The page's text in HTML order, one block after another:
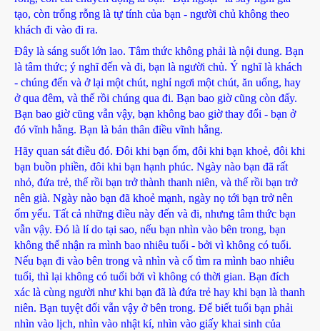
tạo, còn trống rỗng là tự tính của bạn - người chủ không theo
khách đi vào đi ra.
Đây là sáng suốt lớn lao. Tâm thức không phải là nội dung. Bạn
là tâm thức; ý nghĩ đến và đi, bạn là người chủ. Ý nghĩ là khách
- chúng đến và ở lại một chút, nghỉ ngơi một chút, ăn uống, hay
ở qua đêm, và thế rồi chúng qua đi. Bạn bao giờ cũng còn đấy.
Bạn bao giờ cũng vẫn vậy, bạn không bao giờ thay đổi - bạn ở
đó vĩnh hằng. Bạn là bản thân điều vĩnh hằng.
Hãy quan sát điều đó. Đôi khi bạn ốm, đôi khi bạn khoẻ, đôi khi
bạn buồn phiền, đôi khi bạn hạnh phúc. Ngày nào bạn đã rất
nhỏ, đứa trẻ, thế rồi bạn trở thành thanh niên, và thế rồi bạn trở
nên già. Ngày nào bạn đã khoẻ mạnh, ngày nọ tới bạn trở nên
ốm yếu. Tất cả những điều này đến và đi, nhưng tâm thức bạn
vẫn vậy. Đó là lí do tại sao, nếu bạn nhìn vào bên trong, bạn
không thể nhận ra mình bao nhiêu tuổi - bởi vì không có tuổi.
Nếu bạn đi vào bên trong và nhìn và cố tìm ra mình bao nhiêu
tuổi, thì lại không có tuổi bởi vì không có thời gian. Bạn đích
xác là cùng người như khi bạn đã là đứa trẻ hay khi bạn là thanh
niên. Bạn tuyệt đối vẫn vậy ở bên trong. Để biết tuổi bạn phải
nhìn vào lịch, nhìn vào nhật kí, nhìn vào giấy khai sinh của